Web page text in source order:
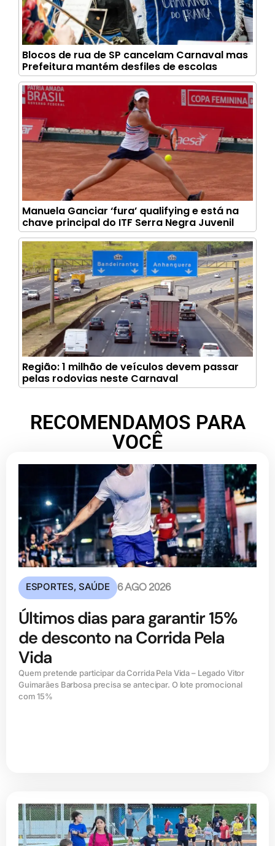
Blocos de rua de SP cancelam Carnaval mas
Prefeitura mantém desfiles de escolas
Manuela Ganciar ‘fura’ qualifying e está na
chave principal do ITF Serra Negra Juvenil
Região: 1 milhão de veículos devem passar
pelas rodovias neste Carnaval
RECOMENDAMOS PARA
VOCÊ
ESPORTES,SAÚDE 6 AGO 2026
Últimos dias para garantir 15%
de desconto na Corrida Pela
Vida
Quem pretende participar da Corrida Pela Vida – Legado Vitor
Guimarães Barbosa precisa se antecipar. O lote promocional
com 15%